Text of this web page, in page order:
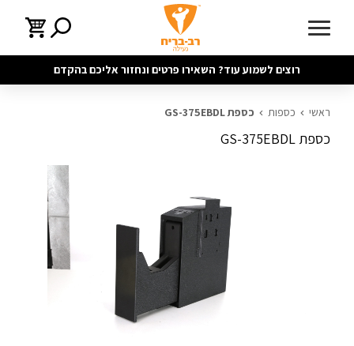
רוצים לשמוע עוד? השאירו פרטים ונחזור אליכם בהקדם
ראשי כספות כספת GS-375EBDL
כספת GS-375EBDL